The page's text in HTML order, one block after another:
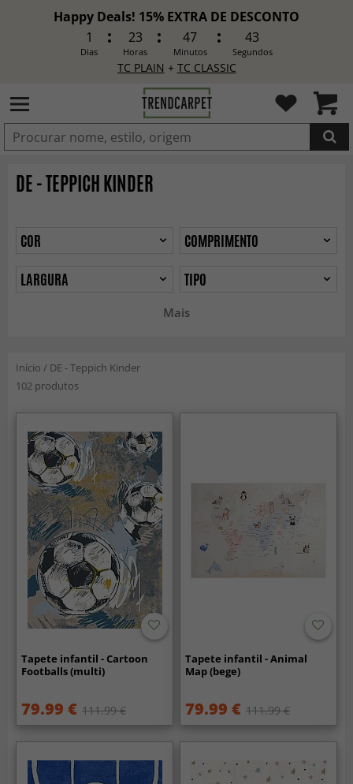
Happy Deals! 15% EXTRA DE DESCONTO
1
Dias
23
Horas
47
Minutos
41
Segundos
TC PLAIN + TC CLASSIC
ADICIONADO
DE - TEPPICH KINDER
Mais
COR
COMPRIMENTO
LARGURA
TIPO
Início / DE - Teppich Kinder
102 produtos
Tapete infantil - Cartoon
Footballs (multi)
79.99 € 111.99 €
Tapete infantil - Animal
Map (bege)
79.99 € 111.99 €